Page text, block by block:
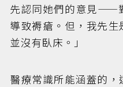
先認同她們的意見——
導致褥瘡。但，我先生
並沒有臥床。」
醫療常識所能涵蓋的